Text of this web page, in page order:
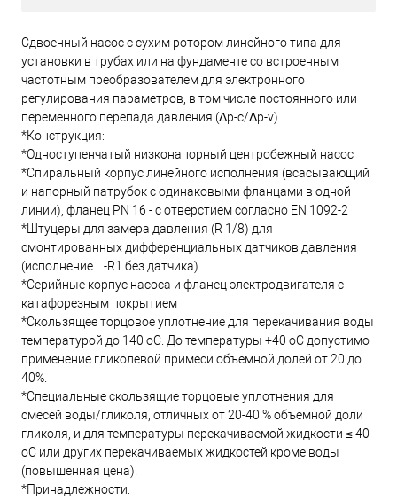
Сдвоенный насос с сухим ротором линейного типа для
установки в трубах или на фундаменте со встроенным
частотным преобразователем для электронного
регулирования параметров, в том числе постоянного или
переменного перепада давления (Δp-c/Δp-v).
*Конструкция:
*Одноступенчатый низконапорный центробежный насос
*Спиральный корпус линейного исполнения (всасывающий
и напорный патрубок с одинаковыми фланцами в одной
линии), фланец PN 16 - с отверстием согласно EN 1092-2
*Штуцеры для замера давления (R 1/8) для
смонтированных дифференциальных датчиков давления
(исполнение ...-R1 без датчика)
*Серийные корпус насоса и фланец электродвигателя с
катафорезным покрытием
*Скользящее торцовое уплотнение для перекачивания воды
температурой до 140 oC. До температуры +40 oC допустимо
применение гликолевой примеси объемной долей от 20 до
40%.
*Специальные скользящие торцовые уплотнения для
смесей воды/гликоля, отличных от 20-40 % объемной доли
гликоля, и для температуры перекачиваемой жидкости ≤ 40
oC или других перекачиваемых жидкостей кроме воды
(повышенная цена).
*Принадлежности: